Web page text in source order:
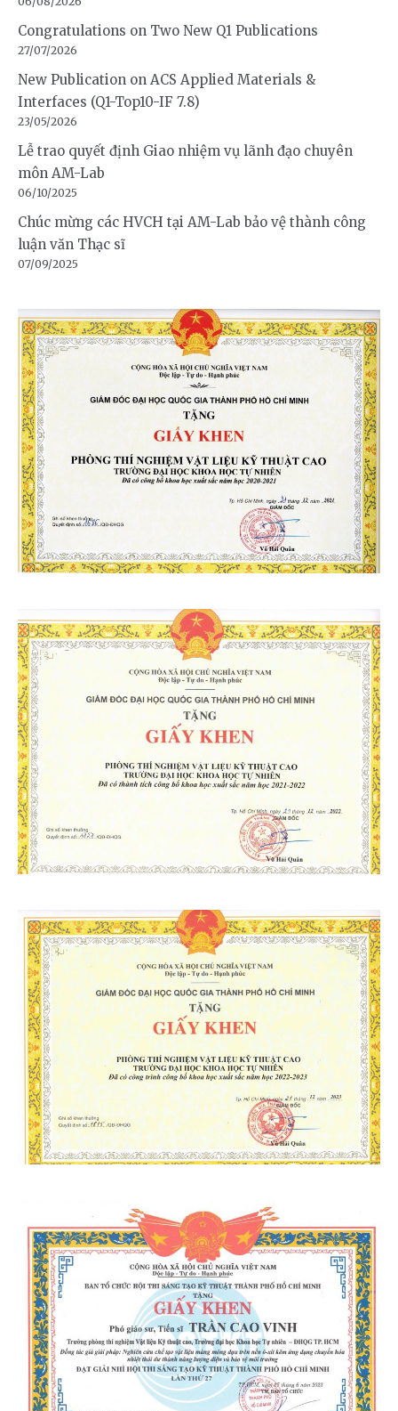
Congratulations on Two New Q1 Publications
27/07/2026
New Publication on ACS Applied Materials &
Interfaces (Q1-Top10-IF 7.8)
23/05/2026
Lễ trao quyết định Giao nhiệm vụ lãnh đạo chuyên
môn AM-Lab
06/10/2025
Chúc mừng các HVCH tại AM-Lab bảo vệ thành công
luận văn Thạc sĩ
07/09/2025